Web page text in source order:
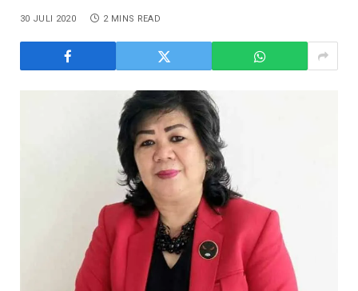
30 JULI 2020 2 MINS READ